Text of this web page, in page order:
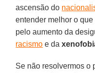
ascensão do
entender melhor o
pelo aumento da
racismo e da
Se não resolvermos o